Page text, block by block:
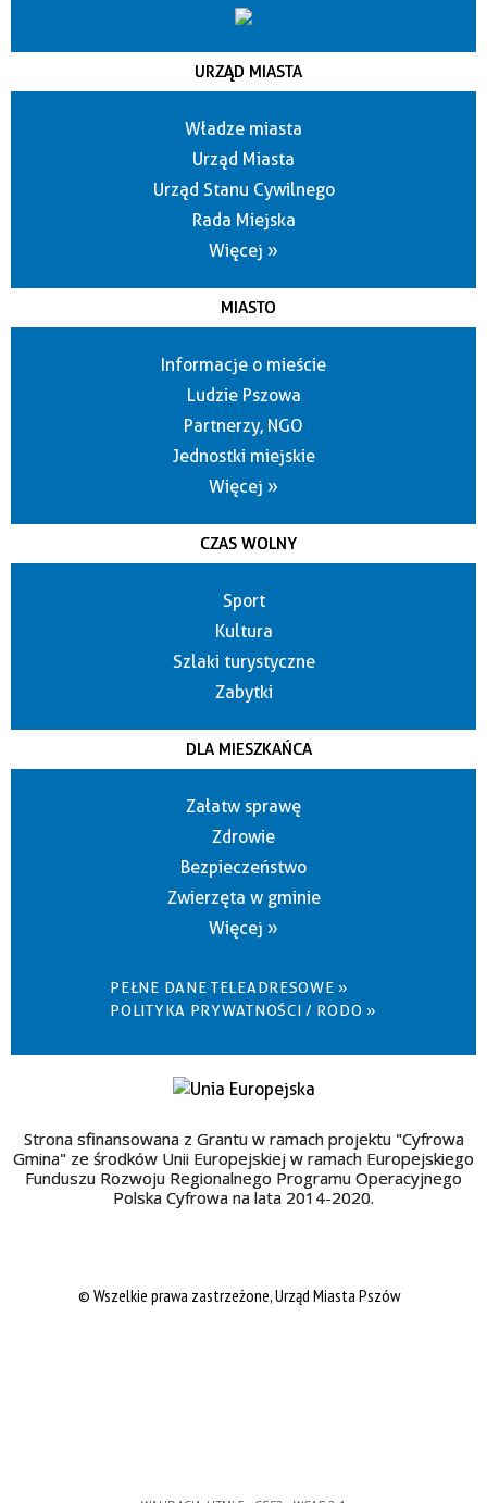
URZĄD MIASTA
Władze miasta
Urząd Miasta
Urząd Stanu Cywilnego
Rada Miejska
Więcej »
MIASTO
Informacje o mieście
Ludzie Pszowa
Partnerzy, NGO
Jednostki miejskie
Więcej »
CZAS WOLNY
Sport
Kultura
Szlaki turystyczne
Zabytki
DLA MIESZKAŃCA
Załatw sprawę
Zdrowie
Bezpieczeństwo
Zwierzęta w gminie
Więcej »
PEŁNE DANE TELEADRESOWE »
POLITYKA PRYWATNOŚCI / RODO »
Strona sfinansowana z Grantu w ramach projektu "Cyfrowa
Gmina" ze środków Unii Europejskiej w ramach Europejskiego
Funduszu Rozwoju Regionalnego Programu Operacyjnego
Polska Cyfrowa na lata 2014-2020.
© Wszelkie prawa zastrzeżone, Urząd Miasta Pszów